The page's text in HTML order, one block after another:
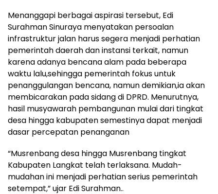
Menanggapi berbagai aspirasi tersebut, Edi
Surahman Sinuraya menyatakan persoalan
infrastruktur jalan harus segera menjadi perhatian
pemerintah daerah dan instansi terkait, namun
karena adanya bencana alam pada beberapa
waktu lalu,sehingga pemerintah fokus untuk
penanggulangan bencana, namun demikian,ia akan
membicarakan pada sidang di DPRD. Menurutnya,
hasil musyawarah pembangunan mulai dari tingkat
desa hingga kabupaten semestinya dapat menjadi
dasar percepatan penanganan
“Musrenbang desa hingga Musrenbang tingkat
Kabupaten Langkat telah terlaksana. Mudah-
mudahan ini menjadi perhatian serius pemerintah
setempat,” ujar Edi Surahman..